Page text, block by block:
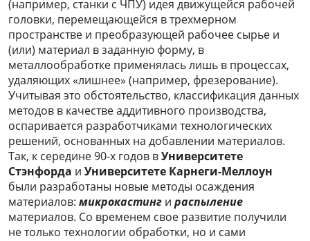
(например, станки с ЧПУ) идея движущейся рабочей
головки, перемещающейся в трехмерном
пространстве и преобразующей рабочее сырье и
(или) материал в заданную форму, в
металлообработке применялась лишь в процессах,
удаляющих «лишнее» (например, фрезерование).
Учитывая это обстоятельство, классификация данных
методов в качестве аддитивного производства,
оспаривается разработчиками технологических
решений, основанных на добавлении материалов.
Так, к середине 90-х годов вУниверситете
Стэнфорда и Университете Карнеги-Меллоун
были разработаны новые методы осаждения
материалов: микрокастинг и распыление
материалов. Со временем свое развитие получили
не только технологии обработки, но и сами